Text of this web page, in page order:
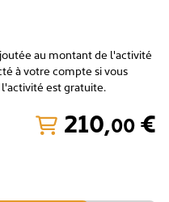
au montant de l'activité
à votre compte si vous
l'activité est gratuite.
210,00 €